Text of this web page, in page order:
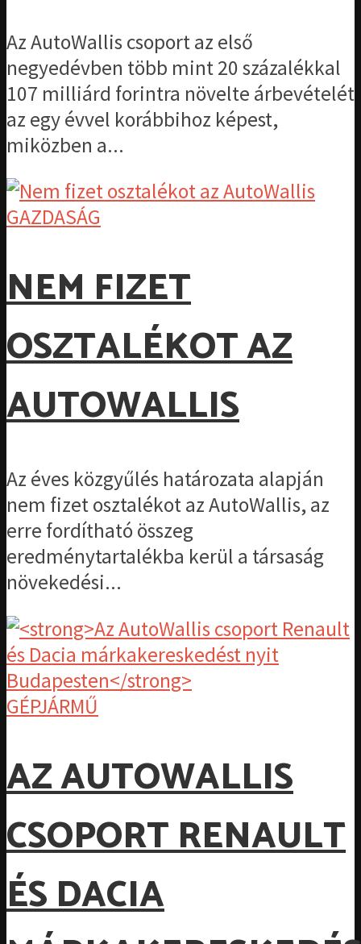
Az AutoWallis csoport az első
negyedévben több mint 20 százalékkal
107 milliárd forintra növelte árbevételét
az egy évvel korábbihoz képest,
miközben a...
GAZDASÁG
NEM FIZET
OSZTALÉKOT AZ
AUTOWALLIS
Az éves közgyűlés határozata alapján
nem fizet osztalékot az AutoWallis, az
erre fordítható összeg
eredménytartalékba kerül a társaság
növekedési...
GÉPJÁRMŰ
AZ AUTOWALLIS
CSOPORT RENAULT
ÉS DACIA